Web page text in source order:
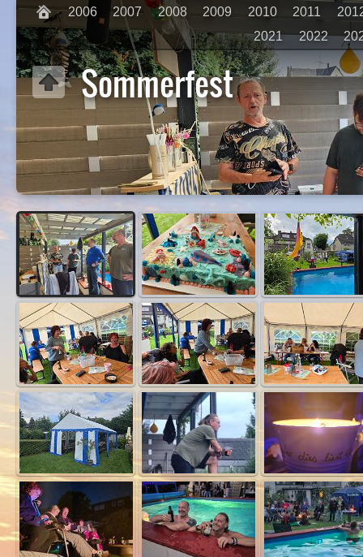
2006 2007 2008 2009 2010 2011
2021
2022
Sommerfest